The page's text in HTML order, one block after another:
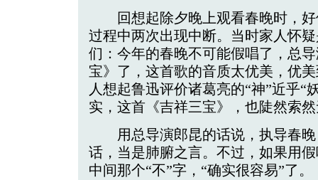
回想起除夕晚上观看春晚时，好
过程中两次出现中断。当时家人怀
们：今年的春晚不可能假唱了，总
宝》了，这首歌的音质太优美，优
人想起鲁迅评价诸葛亮的“神”近乎“
实，这首《吉祥三宝》，也陡然索
用总导演郎昆的话说，执导春晚
话，当是肺腑之言。不过，如果用
中间那个“不”字，“确实很容易”了。